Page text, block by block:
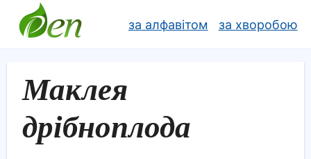
за алфавітом за хворобою
Маклея
дрібноплода